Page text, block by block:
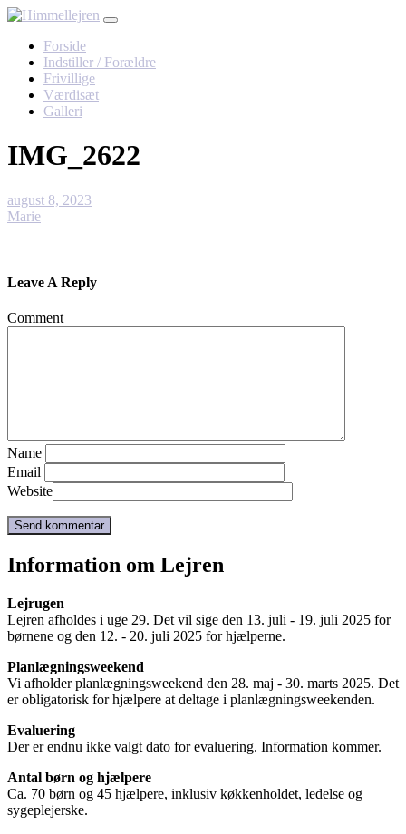
Skip
contentForside
Indstiller / Forældre
Frivillige
Værdisæt
Galleri
IMG_2622
august 8, 2023
Marie
Leave A Reply
Comment
Name
Email
Website
Information om Lejren
Lejrugen
Lejren afholdes i uge 29. Det vil sige den 13. juli - 19. juli 2025 for
børnene og den 12. - 20. juli 2025 for hjælperne.
Planlægningsweekend
Vi afholder planlægningsweekend den 28. maj - 30. marts 2025. Det
er obligatorisk for hjælpere at deltage i planlægningsweekenden.
Evaluering
Der er endnu ikke valgt dato for evaluering. Information kommer.
Antal børn og hjælpere
Ca. 70 børn og 45 hjælpere, inklusiv køkkenholdet, ledelse og
sygeplejerske.